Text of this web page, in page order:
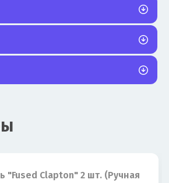
"Fused Clapton" 2 шт. (Ручная